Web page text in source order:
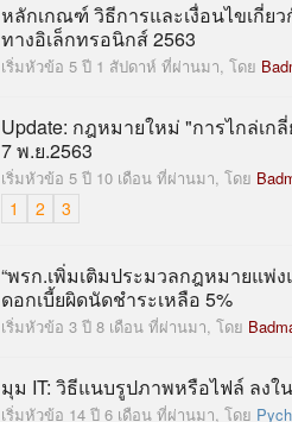
หลักเกณฑ์ วิธีการและเงื่อนไขเกี่ย
ทางอิเล็กทรอนิกส์ 2563
เริ่มหัวข้อ 5 ปี 1 สัปดาห์ ที่ผ่านมา, โดย
Update: กฎหมายใหม่ "การไกล่เ
7 พ.ย.2563
เริ่มหัวข้อ 5 ปี 10 เดือน ที่ผ่านมา, โดย
1 2 3
“พรก.เพิ่มเติมประมวลกฎหมายแพ่
ดอกเบี้ยผิดนัดชำระเหลือ 5%
เริ่มหัวข้อ 3 ปี 8 เดือน ที่ผ่านมา, โดย
มุม IT: วิธีแนบรูปภาพหรือไฟล์ ลงใ
เริ่มหัวข้อ 14 ปี 6 เดือน ที่ผ่านมา, โดย Pych